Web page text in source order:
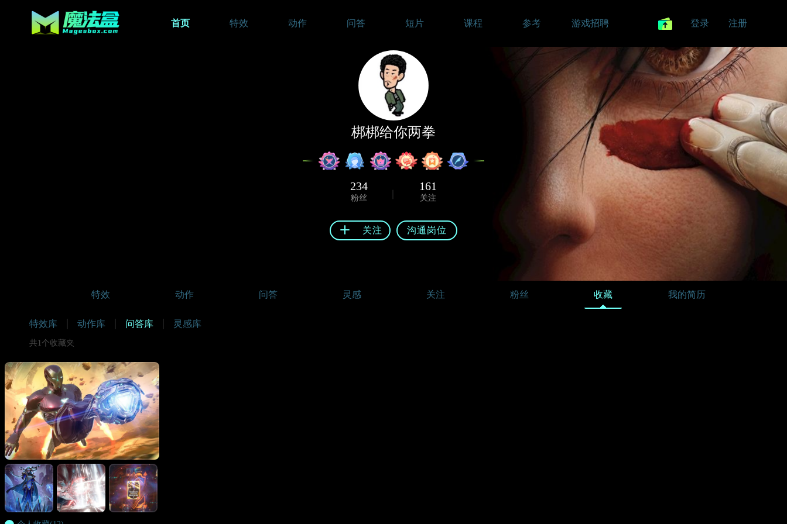
首页 特效 动作 问答 短片 课程 参考 游戏招聘 登录 注册
梆梆给你两拳
234
粉丝
161
关注
关注 沟通岗位
特效 动作 问答 灵感 关注 粉丝 收藏 我的简历
特效库 动作库 问答库 灵感库
共1个收藏夹